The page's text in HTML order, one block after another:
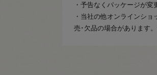
・予告なくパッケージが変
・当社の他オンラインシ
売･欠品の場合があります